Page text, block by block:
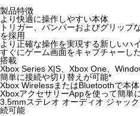
製品特徴
より快適に操作しやすい本体
トリガー、バンパーおよびグリップ
を採用
より正確な操作を実現する新しいハ
すぐにゲーム画面をキャプチャーし
搭載
Xbox Series X|S、Xbox One、
簡単に接続や切り替えが可能*
Xbox WirelessまたはBluetoothで本
XboxアクセサリーAppを使って簡単
3.5mmステレオ オーディオ ジャッ
続可能